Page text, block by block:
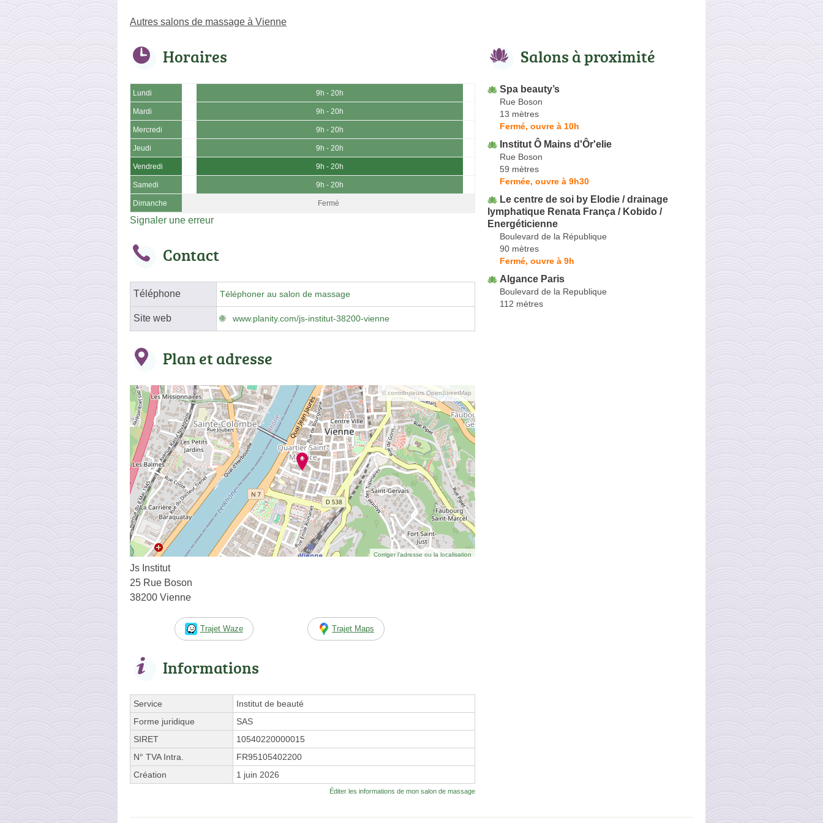
Autres salons de massage à Vienne
Horaires
Lundi 9h - 20h
Mardi 9h - 20h
Mercredi 9h - 20h
Jeudi 9h - 20h
Vendredi 9h - 20h
Samedi 9h - 20h
Dimanche Fermé
Signaler une erreur
Contact
Téléphone Téléphoner au salon de massage
Site web www.planity.com/js-institut-38200-vienne
Plan et adresse
© contributeurs OpenStreetMap
Corriger l’adresse ou la localisation
Js Institut
25 Rue Boson
38200 Vienne
Trajet Waze Trajet Maps
Informations
Service
Institut de beauté
Forme juridique
SAS
SIRET
10540220000015
N° TVA Intra.
FR95105402200
Création
1 juin 2026
Éditer les informations de mon salon de massage
Salons à proximité
Spa beauty’s
Rue Boson
13 mètres
Fermé, ouvre à 10h
Institut Ô Mains d'Ôr'elie
Rue Boson
59 mètres
Fermée, ouvre à 9h30
Le centre de soi by Elodie / drainage
lymphatique Renata França / Kobido /
Energéticienne
Boulevard de la République
90 mètres
Fermé, ouvre à 9h
Algance Paris
Boulevard de la Republique
112 mètres